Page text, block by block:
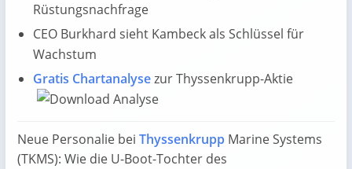
Rüstungsnachfrage
CEO Burkhard sieht Kambeck als Schlüssel für
Wachstum
Gratis Chartanalysezur Thyssenkrupp-Aktie
Neue Personalie bei Thyssenkrupp Marine Systems
(TKMS): Wie die U-Boot-Tochter des